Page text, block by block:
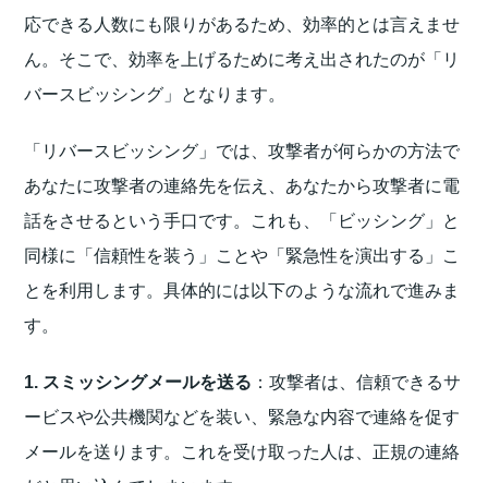
応できる人数にも限りがあるため、効率的とは言えませ
ん。そこで、効率を上げるために考え出されたのが「リ
バースビッシング」となります。
「リバースビッシング」では、攻撃者が何らかの方法で
あなたに攻撃者の連絡先を伝え、あなたから攻撃者に電
話をさせるという手口です。これも、「ビッシング」と
同様に「信頼性を装う」ことや「緊急性を演出する」こ
とを利用します。具体的には以下のような流れで進みま
す。
1. スミッシングメールを送る ：攻撃者は、信頼できるサ
ービスや公共機関などを装い、緊急な内容で連絡を促す
メールを送ります。これを受け取った人は、正規の連絡